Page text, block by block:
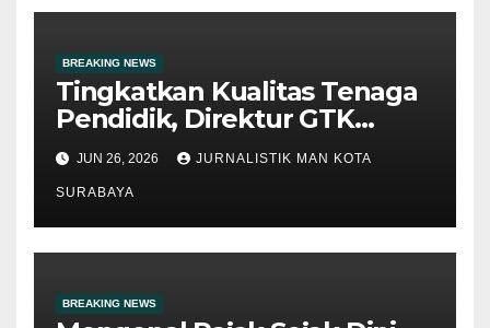
BREAKING NEWS
Tingkatkan Kualitas Tenaga
Pendidik, Direktur GTK
Madrasah Kemenag RI
Berikan Pembinaan di MAN
Kota Surabaya
JUN 26, 2026 JURNALISTIK MAN KOTA
SURABAYA
BREAKING NEWS